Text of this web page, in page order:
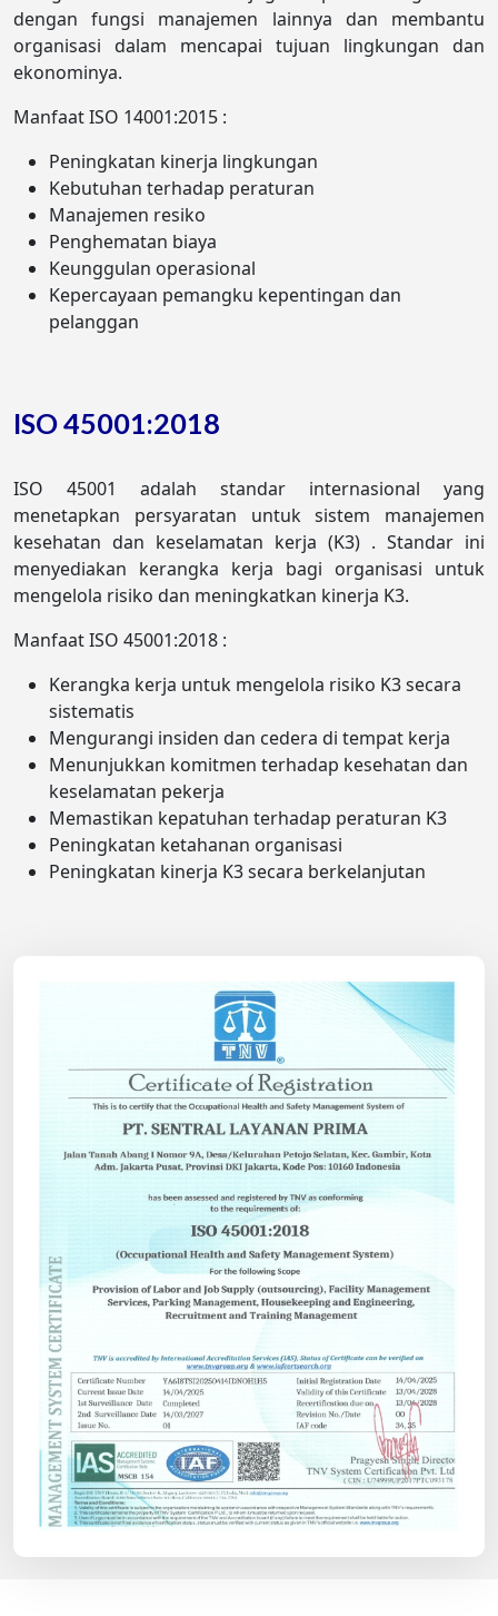
dengan fungsi manajemen lainnya dan membantu
organisasi dalam mencapai tujuan lingkungan dan
ekonominya.
Manfaat ISO 14001:2015 :
Peningkatan kinerja lingkungan
Kebutuhan terhadap peraturan
Manajemen resiko
Penghematan biaya
Keunggulan operasional
Kepercayaan pemangku kepentingan dan
pelanggan
ISO 45001:2018
ISO 45001 adalah standar internasional yang
menetapkan persyaratan untuk sistem manajemen
kesehatan dan keselamatan kerja (K3) . Standar ini
menyediakan kerangka kerja bagi organisasi untuk
mengelola risiko dan meningkatkan kinerja K3.
Manfaat ISO 45001:2018 :
Kerangka kerja untuk mengelola risiko K3 secara
sistematis
Mengurangi insiden dan cedera di tempat kerja
Menunjukkan komitmen terhadap kesehatan dan
keselamatan pekerja
Memastikan kepatuhan terhadap peraturan K3
Peningkatan ketahanan organisasi
Peningkatan kinerja K3 secara berkelanjutan